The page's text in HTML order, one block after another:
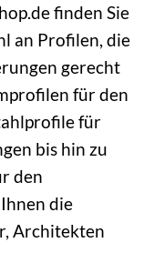
finden Sie
an Profilen, die
gerecht
für den
für
bis hin zu
den
die
Architekten